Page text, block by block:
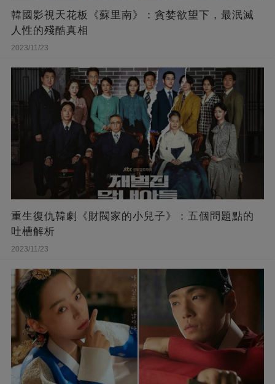
韓國影視天花板《蘇里南》：貪婪欲望下，最泯滅
人性的殘酷真相
2023/11/23
重生復仇韓劇《財閥家的小兒子》：五個問題點的
吐槽解析
2023/11/23